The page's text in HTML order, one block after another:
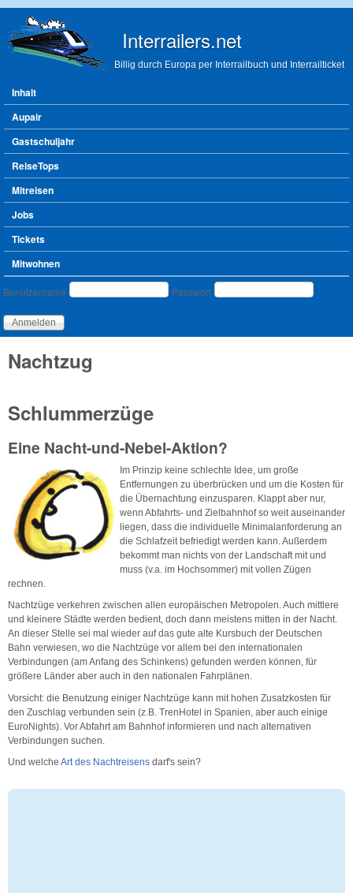
Interrailers.net
Billig durch Europa per Interrailbuch und Interrailticket
Hauptmenü
Inhalt
Aupair
Gastschuljahr
ReiseTops
Mitreisen
Jobs
Tickets
Mitwohnen
Benutzeranmeldung
Benutzername Passwort
Nachtzug
Schlummerzüge
Eine Nacht-und-Nebel-Aktion?
Im Prinzip keine schlechte Idee, um große
Entfernungen zu überbrücken und um die Kosten für
die Übernachtung einzusparen. Klappt aber nur,
wenn Abfahrts- und Zielbahnhof so weit auseinander
liegen, dass die individuelle Minimalanforderung an
die Schlafzeit befriedigt werden kann. Außerdem
bekommt man nichts von der Landschaft mit und
muss (v.a. im Hochsommer) mit vollen Zügen
rechnen.
Nachtzüge verkehren zwischen allen europäischen Metropolen. Auch mittlere
und kleinere Städte werden bedient, doch dann meistens mitten in der Nacht.
An dieser Stelle sei mal wieder auf das gute alte Kursbuch der Deutschen
Bahn verwiesen, wo die Nachtzüge vor allem bei den internationalen
Verbindungen (am Anfang des Schinkens) gefunden werden können, für
größere Länder aber auch in den nationalen Fahrplänen.
Vorsicht: die Benutzung einiger Nachtzüge kann mit hohen Zusatzkosten für
den Zuschlag verbunden sein (z.B. TrenHotel in Spanien, aber auch einige
EuroNights). Vor Abfahrt am Bahnhof informieren und nach alternativen
Verbindungen suchen.
Und welche Art des Nachtreisens darf's sein?